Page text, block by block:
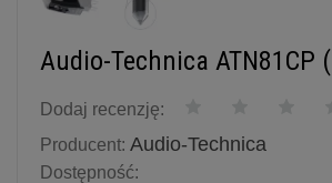
Audio-Technica ATN81CP
Dodaj recenzję:
Producent: Audio-Technica
Dostępność: